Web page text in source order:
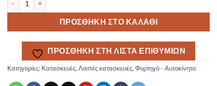
23,00€.είναι:
8,50€.
ΠΡΟΣΘΉΚΗ ΣΤΟ ΚΑΛΆΘΙ
ΠΡΟΣΘΉΚΗ ΣΤΗ ΛΊΣΤΑ ΕΠΙΘΥΜΙΏΝ
Κατηγορίες: Κατασκευές, Λοιπές κατασκευές, Φορτηγό - Αυτοκίνητο